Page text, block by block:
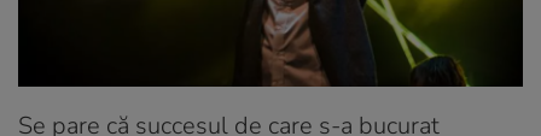
Se pare că succesul de care s-a bucurat